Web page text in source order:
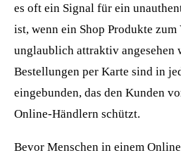
es oft ein Signal für ein
ist, wenn ein Shop Produkte
unglaublich attraktiv angesehen
Bestellungen per Karte sind in
eingebunden, das den Kunden
Online-Händlern schützt.
Bevor Menschen in einem